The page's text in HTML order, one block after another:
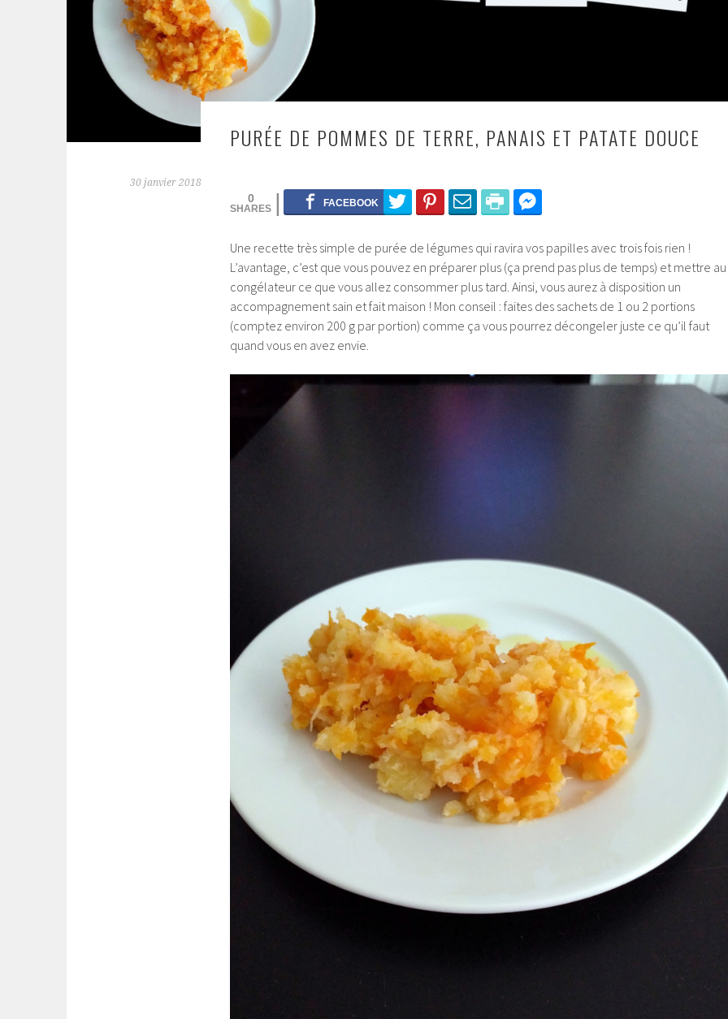
PURÉE DE POMMES DE TERRE, PANAIS ET PATATE DOUCE
30 janvier 2018
0
Une recette très simple de purée de légumes qui ravira vos papilles avec trois fois rien !
L’avantage, c’est que vous pouvez en préparer plus (ça prend pas plus de temps) et mettre au
congélateur ce que vous allez consommer plus tard. Ainsi, vous aurez à disposition un
accompagnement sain et fait maison ! Mon conseil : faites des sachets de 1 ou 2 portions
(comptez environ 200 g par portion) comme ça vous pourrez décongeler juste ce qu’il faut
quand vous en avez envie.